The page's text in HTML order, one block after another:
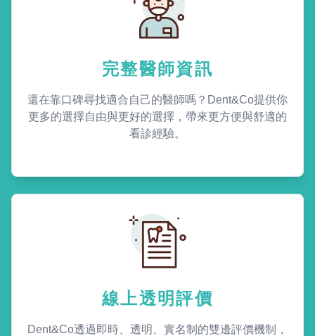
完整醫師資訊
還在靠口碑尋找適合自己的醫師嗎？Dent&Co提供你
更多的選擇自由與更好的選擇，帶來更方便與舒適的
看診經驗。
線上透明評價
Dent&Co透過即時、透明、實名制的雙邊評價機制，